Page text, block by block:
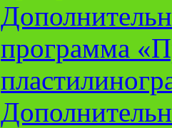
программа